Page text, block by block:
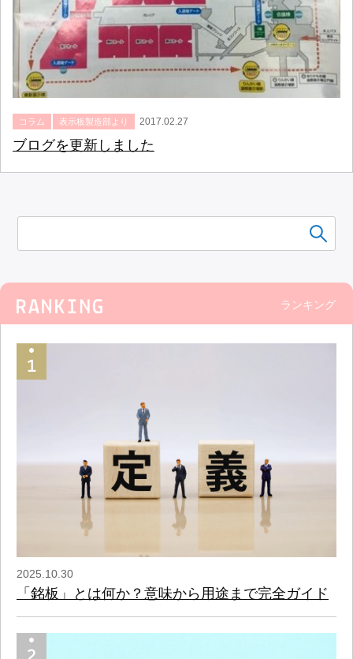
ランキング
2025.10.30
「銘板」とは何か？意味から用途まで完全ガイド
コラム 表示板製造部より 2017.02.27
ブログを更新しました